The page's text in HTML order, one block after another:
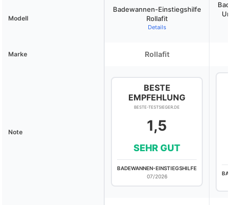
Modell
Badewannen-Einstiegshilfe
Rollafit
Details
Marke Rollafit
Note
BESTE
EMPFEHLUNG
BESTE-TESTSIEGER.DE
1,5
SEHR GUT
BADEWANNEN-EINSTIEGSHILFE
07/2026